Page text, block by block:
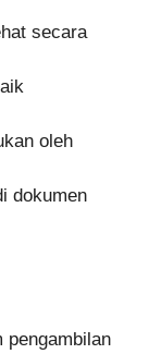
secara
oleh
dokumen
pengambilan